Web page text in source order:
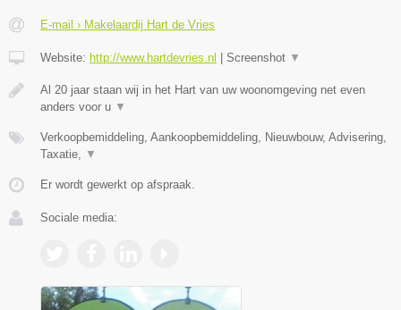
E-mail › Makelaardij Hart de Vries
Website: http://www.hartdevries.nl | Screenshot ▼
Al 20 jaar staan wij in het Hart van uw woonomgeving net even
anders voor u ▼
Verkoopbemiddeling, Aankoopbemiddeling, Nieuwbouw, Advisering,
Taxatie,
▼
Er wordt gewerkt op afspraak.
Sociale media: